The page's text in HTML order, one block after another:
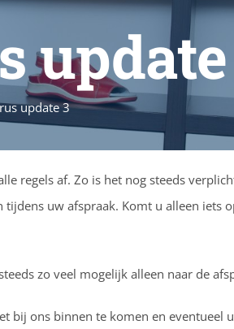
update 3
regels af. Zo is het nog steeds
uw afspraak. Komt u alleen iets
zo veel mogelijk alleen naar de
bij ons binnen te komen en eventueel